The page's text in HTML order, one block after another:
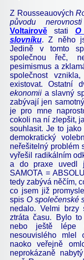
Z Rousseauových
původu
Voltairově stati O
slovníku. Z něho
Jedině v tomto
společnou řeč,
pesimismus a
společnost
existovat. Ostatní
ekonomii a slavný
zabývají jen
je pro mne
cokoli na ní zlepšit,
souhlasit. Je to
demokratický
neřešitelný problém
vyřešil radikálním
a do praxe uvedl
SAMOTA =
tedy zabývá něčím,
co jsem již
spis O společenské
nedalo. Velmi
ztráta času. Bylo
nebo ještě lépe
nesouvislého mlel
naoko veřejně
neprokázaně